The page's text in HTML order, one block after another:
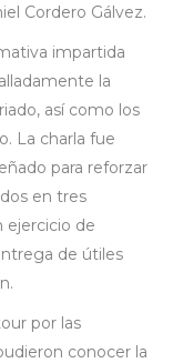
Cordero Gálvez.
impartida
la
así como los
La charla fue
para reforzar
en tres
ejercicio de
de útiles
por las
conocer la